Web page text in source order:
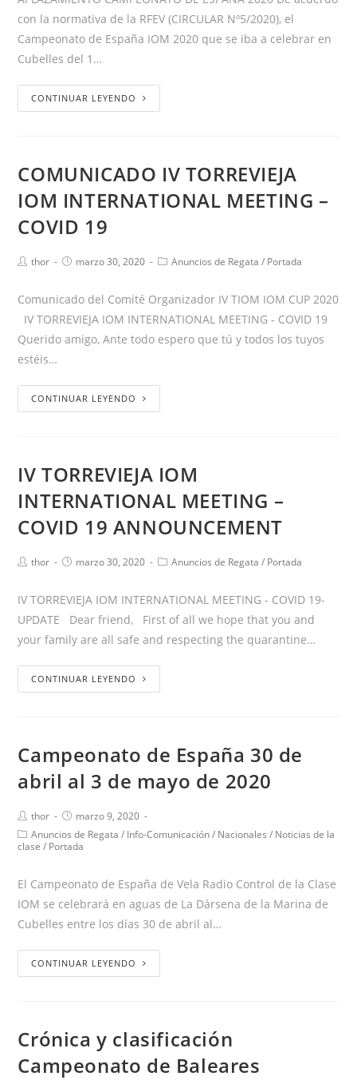
con la normativa de la RFEV (CIRCULAR Nº5/2020), el
Campeonato de España IOM 2020 que se iba a celebrar en
Cubelles del 1…
CONTINUAR LEYENDO
COMUNICADO IV TORREVIEJA
IOM INTERNATIONAL MEETING –
COVID 19
thor marzo 30, 2020 Anuncios de Regata / Portada
Comunicado del Comité Organizador IV TIOM IOM CUP 2020
IV TORREVIEJA IOM INTERNATIONAL MEETING - COVID 19
Querido amigo, Ante todo espero que tú y todos los tuyos
estéis…
CONTINUAR LEYENDO
IV TORREVIEJA IOM
INTERNATIONAL MEETING –
COVID 19 ANNOUNCEMENT
thor marzo 30, 2020 Anuncios de Regata / Portada
IV TORREVIEJA IOM INTERNATIONAL MEETING - COVID 19-
UPDATE Dear friend, First of all we hope that you and
your family are all safe and respecting the quarantine…
CONTINUAR LEYENDO
Campeonato de España 30 de
abril al 3 de mayo de 2020
thor
marzo 9, 2020
Anuncios de Regata / Info-Comunicación / Nacionales / Noticias de la
clase / Portada
El Campeonato de España de Vela Radio Control de la Clase
IOM se celebrará en aguas de La Dársena de la Marina de
Cubelles entre los días 30 de abril al…
CONTINUAR LEYENDO
Crónica y clasificación
Campeonato de Baleares